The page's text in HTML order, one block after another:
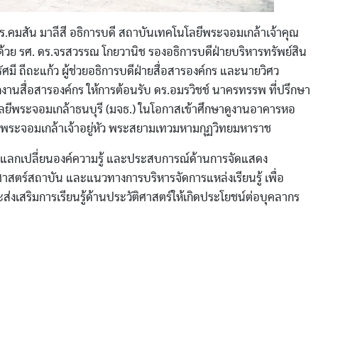
.คมสัน มาลีสี อธิการบดี สถาบันเทคโนโลยีพระจอมเกล้าเจ้าคุณ
ย รศ. ดร.จรสวรรณ โกยวานิช รองอธิการบดีฝ่ายบริหารทรัพย์สิน
มี ถีถะแก้ว ผู้ช่วยอธิการบดีฝ่ายสื่อสารองค์กร และนายวิศว
านสื่อสารองค์กร ให้การต้อนรับ ดร.อมรวิชช์ นาครทรรพ ที่ปรึกษา
พระจอมเกล้าธนบุรี (มจธ.) ในโอกาสเข้าศึกษาดูงานอาคารหอ
ะจอมเกล้าเจ้าอยู่หัว พระสยามเทวมหามกุฏวิทยมหาราช
ลกเปลี่ยนองค์ความรู้ และประสบการณ์ด้านการจัดแสดง
สตร์สถาบัน และแนวทางการบริหารจัดการแหล่งเรียนรู้ เพื่อ
เสริมการเรียนรู้ด้านประวัติศาสตร์ให้เกิดประโยชน์ต่อบุคลากร